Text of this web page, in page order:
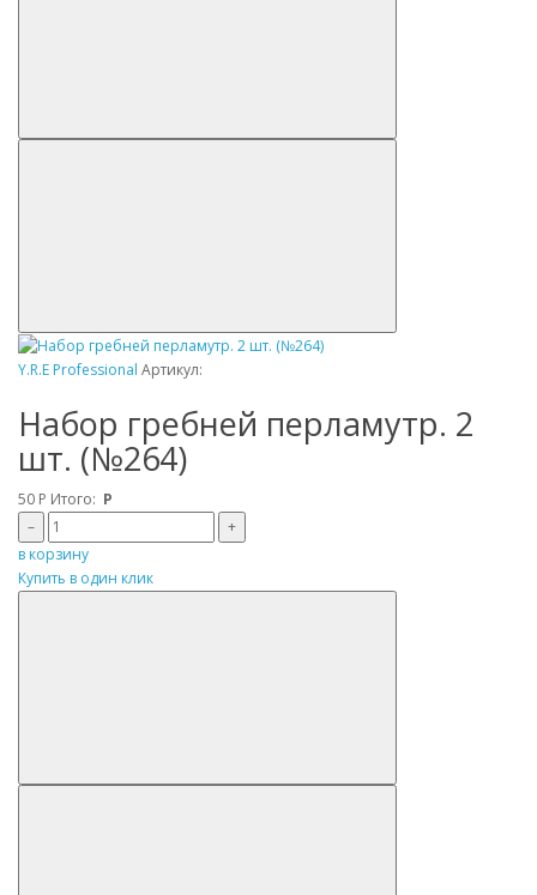
Y.R.E Professional Артикул:
Набор гребней перламутр. 2
шт. (№264)
50 Р Итого: Р
–
+
в корзину
Купить в один клик